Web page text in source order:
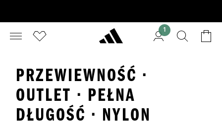
1
PRZEWIEWNOŚĆ ·
OUTLET · PEŁNA
DŁUGOŚĆ · NYLON